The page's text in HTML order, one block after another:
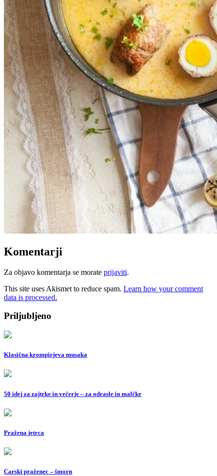
Komentarji
Za objavo komentarja se morate prijaviti.
This site uses Akismet to reduce spam. Learn how your comment
data is processed.
Priljubljeno
Klasična krompirjeva musaka
50 idej za zajtrke in večerje – za odrasle in malčke
Pražena jetrca
Carski praženec – šmorn